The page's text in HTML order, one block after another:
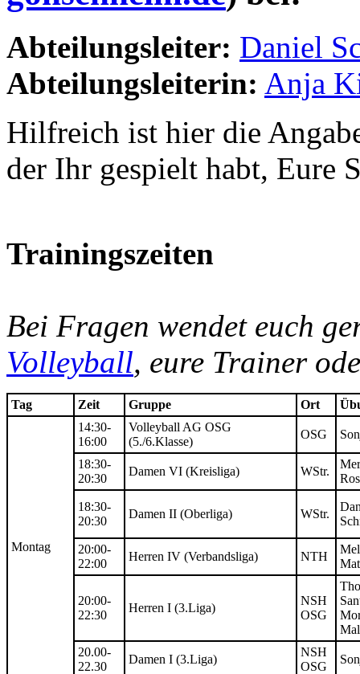
Abteilungsleiter: Daniel
Abteilungsleiterin: Anja
Hilfreich ist hier die
der Ihr gespielt habt, Eure
Trainingszeiten
Bei Fragen wendet euch
Volleyball, eure Trainer
Tag Zeit Gruppe Ort
Montag
14:30-
16:00
Volleyball AG OSG
(5./6.Klasse)
OSG
18:30-
20:30
Damen VI (Kreisliga) WStr.
18:30-
20:30
Damen II (Oberliga) WStr.
20:00-
22:00
Herren IV (Verbandsliga) NTH
20:00-
22:30
Herren I (3.Liga)
NSH
OSG
20.00-
22.30
Damen I (3.Liga)
NSH
OSG